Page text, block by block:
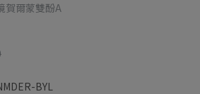
賀爾蒙雙酚A
BYL